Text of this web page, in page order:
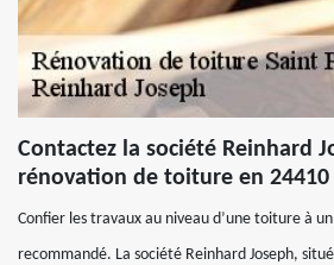
Contactez la société Reinhard
rénovation de toiture en 24410
Confier les travaux au niveau d’une toiture à
recommandé. La société Reinhard Joseph,